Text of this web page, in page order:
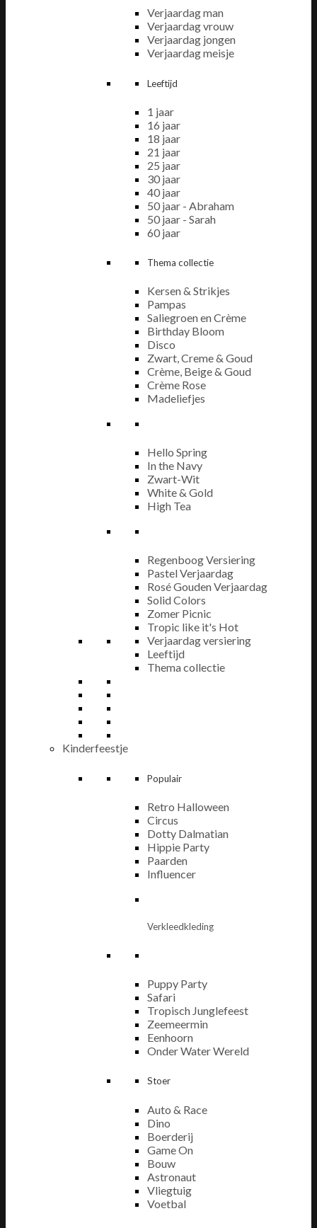
Verjaardag man
Verjaardag vrouw
Verjaardag jongen
Verjaardag meisje
Leeftijd
1 jaar
16 jaar
18 jaar
21 jaar
25 jaar
30 jaar
40 jaar
50 jaar - Abraham
50 jaar - Sarah
60 jaar
Thema collectie
Kersen & Strikjes
Pampas
Saliegroen en Crème
Birthday Bloom
Disco
Zwart, Creme & Goud
Crème, Beige & Goud
Crème Rose
Madeliefjes
Hello Spring
In the Navy
Zwart-Wit
White & Gold
High Tea
Regenboog Versiering
Pastel Verjaardag
Rosé Gouden Verjaardag
Solid Colors
Zomer Picnic
Tropic like it's Hot
Verjaardag versiering
Leeftijd
Thema collectie
Kinderfeestje
Populair
Retro Halloween
Circus
Dotty Dalmatian
Hippie Party
Paarden
Influencer
Verkleedkleding
Puppy Party
Safari
Tropisch Junglefeest
Zeemeermin
Eenhoorn
Onder Water Wereld
Stoer
Auto & Race
Dino
Boerderij
Game On
Bouw
Astronaut
Vliegtuig
Voetbal